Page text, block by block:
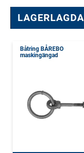
Båtring BÅREBO
maskingängad